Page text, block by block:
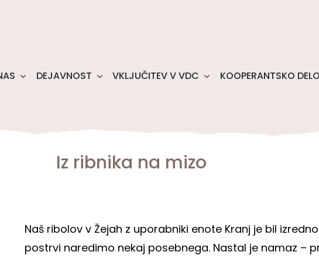
DEJAVNOST VKLJUČITEV V VDC KOOPERANTSKO DELO
Iz ribnika na mizo
Naš ribolov v Žejah z uporabniki enote Kranj je bil
postrvi naredimo nekaj posebnega. Nastal je namaz –